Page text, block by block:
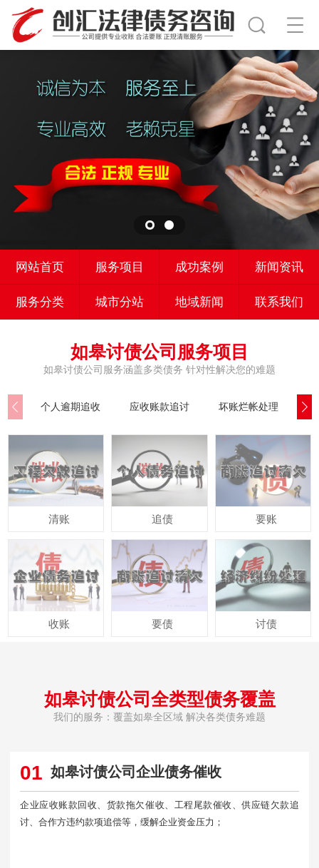
网站首页 服务项目 成功案例 新闻资讯
服务分类 城市分站 地域新闻 联系我们
如皋讨债公司服务项目
如皋讨债公司服务涵盖多类债务 针对性解决您的难题
个人逾期追收 应收账款追讨 坏账烂帐处理
清账
收账
追债
要债
要账
讨债
如皋讨债公司全类型债务覆盖
我们的服务：覆盖如皋全区域 解决各类债务难题
01 如皋讨债公司企业债务催收
企业应收账款回收、货款拖欠催收、工程尾款催收、供应链欠款追
讨、合作方违约款项追偿等，缓解企业资金压力；